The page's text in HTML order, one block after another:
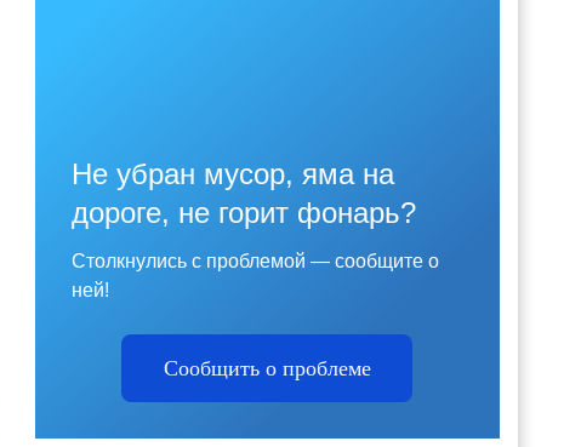
Не убран мусор, яма на
дороге, не горит фонарь?
Столкнулись с проблемой — сообщите о
ней!
Сообщить о проблеме